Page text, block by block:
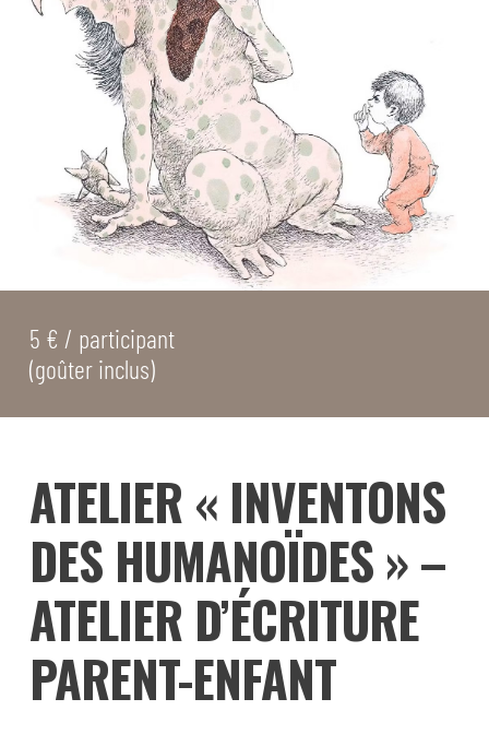
5 € / participant
(goûter inclus)
ATELIER « INVENTONS
DES HUMANOÏDES » –
ATELIER D’ÉCRITURE
PARENT-ENFANT